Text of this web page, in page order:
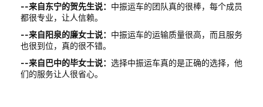
--来自东宁的贺先生说： 中振运车的团队真的很棒，每个成员
都很专业，让人信赖。
--来自阳泉的廉女士说： 中振运车的运输质量很高，而且服务
也很到位，真的很不错。
--来自巴中的毕女士说： 选择中振运车真的是正确的选择，他
们的服务让人很省心。